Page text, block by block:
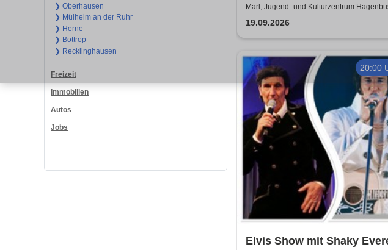
❯ Oberhausen
❯ Mülheim an der Ruhr
❯ Herne
❯ Bottrop
❯ Recklinghausen
Freizeit
Immobilien
Autos
Jobs
of style
Marl, Jugend- und Kulturzentrum
19.09.2026
20:00
Elvis Show mit Shaky